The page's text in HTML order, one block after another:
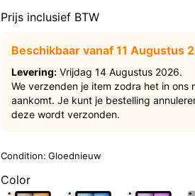
Prijs inclusief BTW
Beschikbaar vanaf 11 Augustus
Levering:Vrijdag 14 Augustus 2026.
We verzenden je item zodra het in ons
aankomt. Je kunt je bestelling
deze wordt verzonden.
Condition: Gloednieuw
Color